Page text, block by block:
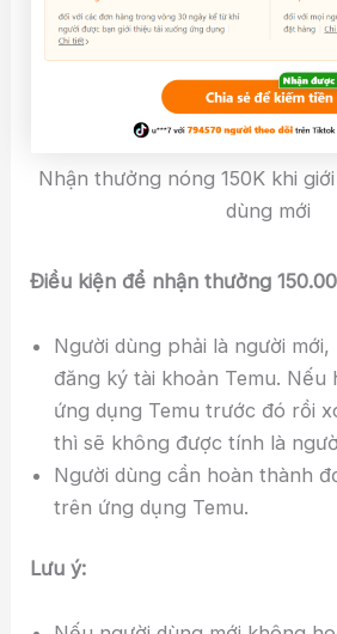
Nhận thưởng nóng 150K khi
dùng mới
Điều kiện để nhận thưởng
Người dùng phải là người mới,
đăng ký tài khoản Temu. Nếu
ứng dụng Temu trước đó rồi
thì sẽ không được tính là
Người dùng cần hoàn thành
trên ứng dụng Temu.
Lưu ý: